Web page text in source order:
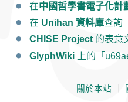
在中國哲學書電子化計
在 Unihan 資料庫查詢
CHISE Project 的表意
GlyphWiki 上的「
關於本站